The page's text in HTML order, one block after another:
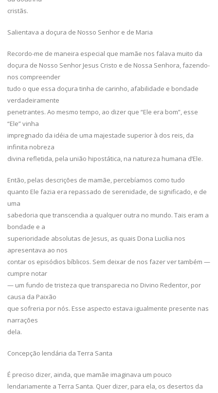
cristãs.
Salientava a doçura de Nosso Senhor e de Maria
Recordo-me de maneira especial que mamãe nos falava muito da
doçura de Nosso Senhor Jesus Cristo e de Nossa Senhora, fazendo-
nos compreender
tudo o que essa doçura tinha de carinho, afabilidade e bondade
verdadeiramente
penetrantes. Ao mesmo tempo, ao dizer que “Ele era bom”, esse
“Ele” vinha
impregnado da idéia de uma majestade superior à dos reis, da
infinita nobreza
divina refletida, pela união hipostática, na natureza humana d’Ele.
Então, pelas descrições de mamãe, percebíamos como tudo
quanto Ele fazia era repassado de serenidade, de significado, e de
uma
sabedoria que transcendia a qualquer outra no mundo. Tais eram a
bondade e a
superioridade absolutas de Jesus, as quais Dona Lucilia nos
apresentava ao nos
contar os episódios bíblicos. Sem deixar de nos fazer ver também —
cumpre notar
— um fundo de tristeza que transparecia no Divino Redentor, por
causa da Paixão
que sofreria por nós. Esse aspecto estava igualmente presente nas
narrações
dela.
Concepção lendária da Terra Santa
É preciso dizer, ainda, que mamãe imaginava um pouco
lendariamente a Terra Santa. Quer dizer, para ela, os desertos da